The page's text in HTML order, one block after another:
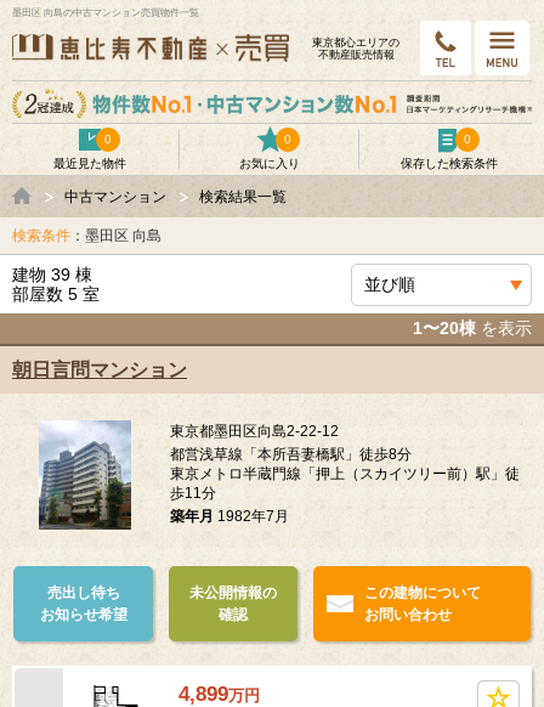
墨田区 向島の中古マンション売買物件一覧
東京都⼼エリアの
不動産販売情報
最近見た物件
0
お気に入り
0
保存した検索条件
0
中古マンション 検索結果一覧
検索条件 ：墨田区 向島
建物 39 棟
部屋数 5 室
1〜20棟 を表示
朝日言問マンション
東京都墨田区向島2-22-12
都営浅草線「本所吾妻橋駅」徒歩8分
東京メトロ半蔵門線「押上（スカイツリー前）駅」徒
歩11分
築年月 1982年7月
売出し待ち
お知らせ希望
未公開情報の
確認
この建物について
お問い合わせ
4,899万円